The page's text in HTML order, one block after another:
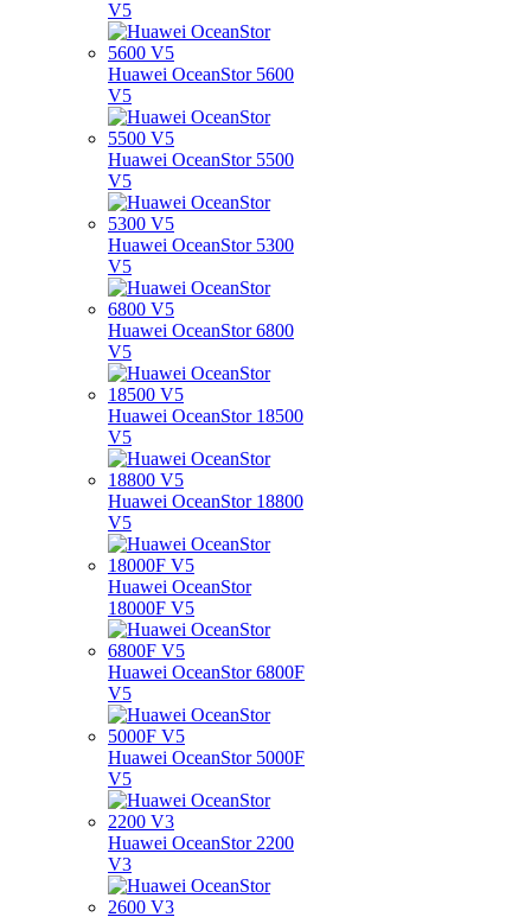
V5
Huawei OceanStor 5600
V5
Huawei OceanStor 5500
V5
Huawei OceanStor 5300
V5
Huawei OceanStor 6800
V5
Huawei OceanStor 18500
V5
Huawei OceanStor 18800
V5
Huawei OceanStor
18000F V5
Huawei OceanStor 6800F
V5
Huawei OceanStor 5000F
V5
Huawei OceanStor 2200
V3